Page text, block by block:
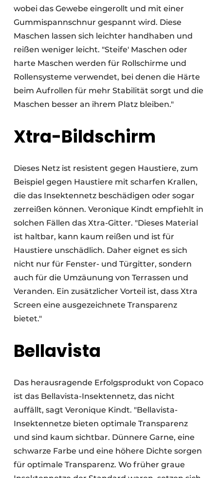
wobei das Gewebe eingerollt und mit einer
Gummispannschnur gespannt wird. Diese
Maschen lassen sich leichter handhaben und
reißen weniger leicht. "Steife' Maschen oder
harte Maschen werden für Rollschirme und
Rollensysteme verwendet, bei denen die Härte
beim Aufrollen für mehr Stabilität sorgt und die
Maschen besser an ihrem Platz bleiben."
Xtra-Bildschirm
Dieses Netz ist resistent gegen Haustiere, zum
Beispiel gegen Haustiere mit scharfen Krallen,
die das Insektennetz beschädigen oder sogar
zerreißen können. Veronique Kindt empfiehlt in
solchen Fällen das Xtra-Gitter. "Dieses Material
ist haltbar, kann kaum reißen und ist für
Haustiere unschädlich. Daher eignet es sich
nicht nur für Fenster- und Türgitter, sondern
auch für die Umzäunung von Terrassen und
Veranden. Ein zusätzlicher Vorteil ist, dass Xtra
Screen eine ausgezeichnete Transparenz
bietet."
Bellavista
Das herausragende Erfolgsprodukt von Copaco
ist das Bellavista-Insektennetz, das nicht
auffällt, sagt Veronique Kindt. "Bellavista-
Insektennetze bieten optimale Transparenz
und sind kaum sichtbar. Dünnere Garne, eine
schwarze Farbe und eine höhere Dichte sorgen
für optimale Transparenz. Wo früher graue